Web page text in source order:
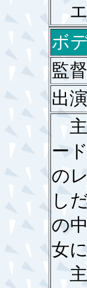
エ
ボ
監
出
主
ー
の
し
の
女
主